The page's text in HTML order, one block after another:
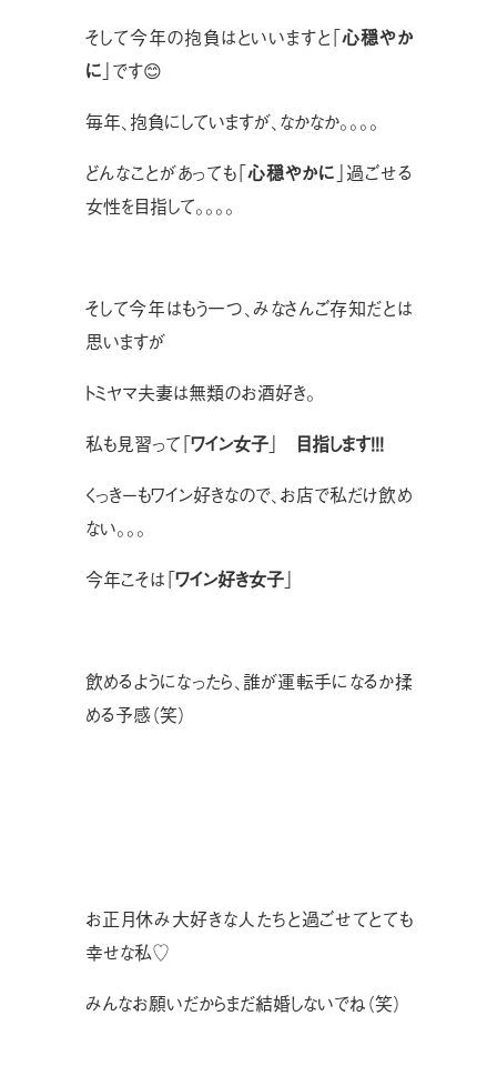
そして今年の抱負はといいますと「心穏やか
に 」です😊
毎年、抱負にしていますが、なかなか。。。。
どんなことがあっても「心穏やかに 」過ごせる
女性を目指して。。。。
そして今年はもう一つ、みなさんご存知だとは
思いますが
トミヤマ夫妻は無類のお酒好き。
私も見習って「ワイン女子」
目指します！！！
くっきーもワイン好きなので、お店で私だけ飲め
ない。。。
今年こそは「ワイン好き女子」
飲めるようになったら、誰が運転手になるか揉
める予感（笑）
お正月休み大好きな人たちと過ごせてとても
幸せな私♡
みんなお願いだからまだ結婚しないでね（笑）